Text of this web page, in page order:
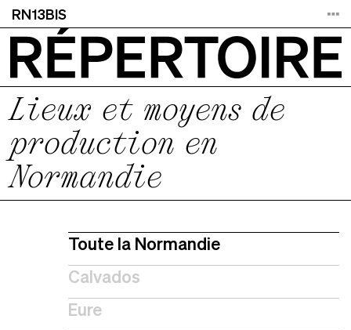
RN13BIS
Lieux et moyens de
production en
Normandie
Toute la Normandie
Calvados
Eure